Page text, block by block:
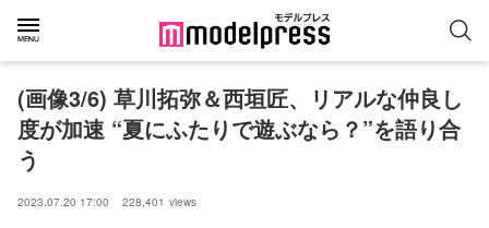
(画像3/6) 草川拓弥＆西垣匠、リアルな仲良し
度が加速 “夏にふたりで遊ぶなら？”を語り合
う
2023.07.20 17:00 228,401 views